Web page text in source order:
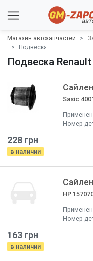
Магазин автозапчастей
Подвеска
Подвеска
Sasic
Номер
228 грн
в наличии
HP
Номер
163 грн
в наличии